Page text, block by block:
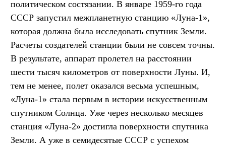
политическом состязании. В январе 1959-го года
СССР запустил межпланетную станцию «Луна-1»,
которая должна была исследовать спутник Земли.
Расчеты создателей станции были не совсем точны.
В результате, аппарат пролетел на расстоянии
шести тысяч километров от поверхности Луны. И,
тем не менее, полет оказался весьма успешным,
«Луна-1» стала первым в истории искусственным
спутником Солнца. Уже через несколько месяцев
станция «Луна-2» достигла поверхности спутника
Земли. А уже в семидесятые СССР с успехом